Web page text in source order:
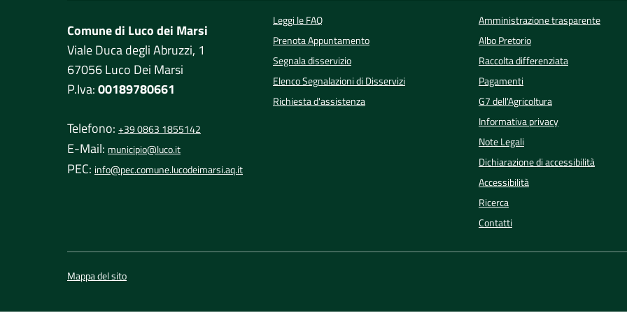
Comune di Luco dei Marsi
Viale Duca degli Abruzzi, 1
67056 Luco Dei Marsi
P.Iva:00189780661
Telefono: +39 0863 1855142
E-Mail: municipio@luco.it
PEC: info@pec.comune.lucodeimarsi.aq.it
Leggi le FAQ
Prenota Appuntamento
Segnala disservizio
Elenco Segnalazioni di Disservizi
Richiesta d'assistenza
Amministrazione trasparente
Albo Pretorio
Raccolta differenziata
Pagamenti
G7 dell'Agricoltura
Informativa privacy
Note Legali
Dichiarazione di accessibilità
Accessibilità
Ricerca
Contatti
Mappa del sito